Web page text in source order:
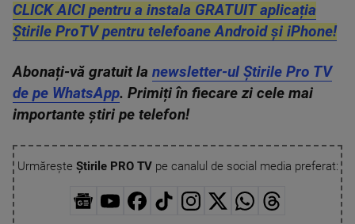
CLICK AICI pentru a instala GRATUIT aplicația
Știrile ProTV pentru telefoane Android și iPhone!
Abonați-vă gratuit la newsletter-ul Știrile Pro TV
de pe WhatsApp. Primiți în fiecare zi cele mai
importante știri pe telefon!
Urmărește Știrile PRO TVpe canalul de social media preferat: